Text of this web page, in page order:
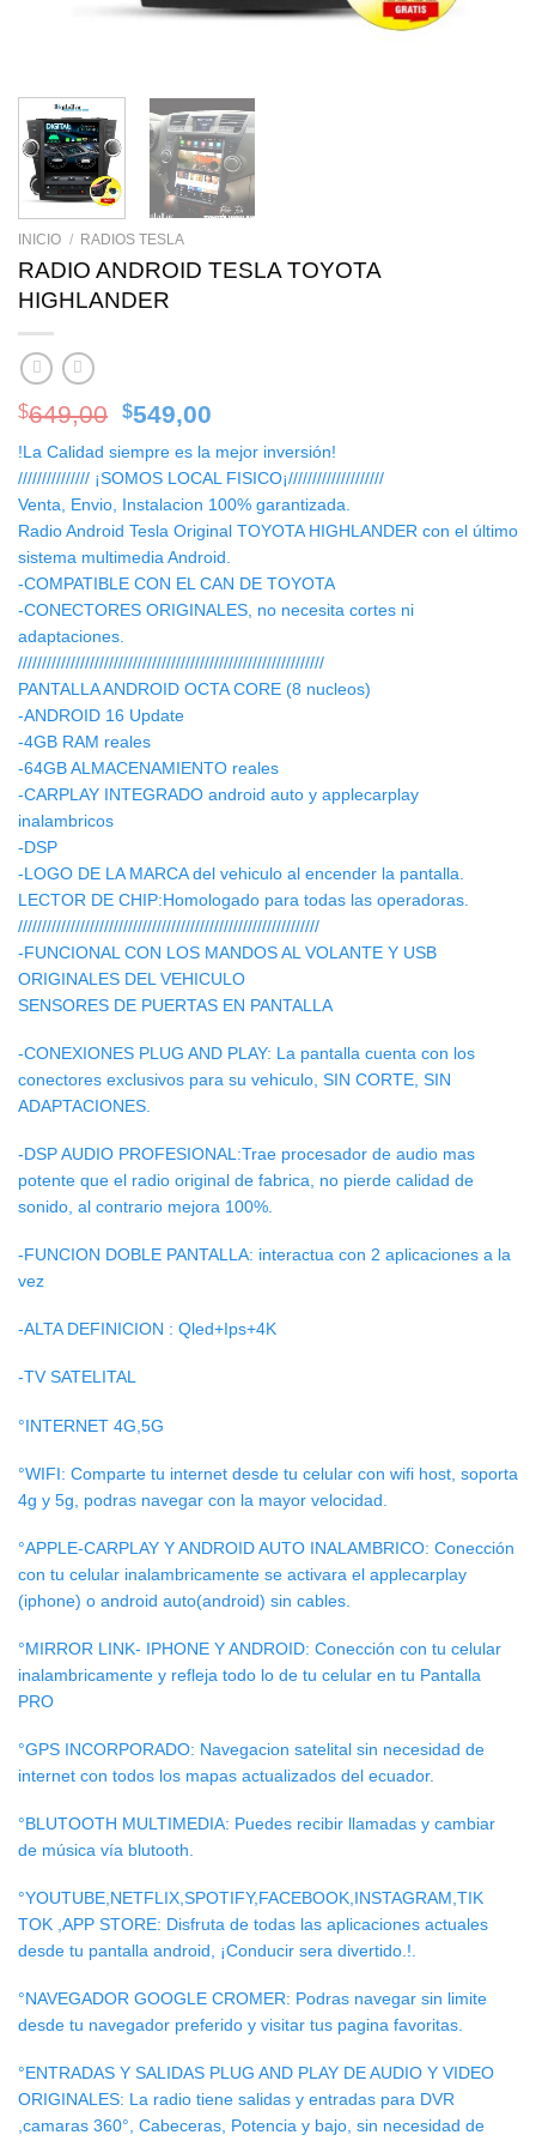
INICIO / RADIOS TESLA
RADIO ANDROID TESLA TOYOTA
HIGHLANDER
$649,00 Original
price
was:
$649,00.
$549,00
is:
$549,00.
!La Calidad siempre es la mejor inversión!
/////////////// ¡SOMOS LOCAL FISICO¡////////////////////
Venta, Envio, Instalacion 100% garantizada.
Radio Android Tesla Original TOYOTA HIGHLANDER con el último
sistema multimedia Android.
-COMPATIBLE CON EL CAN DE TOYOTA
-CONECTORES ORIGINALES, no necesita cortes ni
adaptaciones.
////////////////////////////////////////////////////////////////
PANTALLA ANDROID OCTA CORE (8 nucleos)
-ANDROID 16 Update
-4GB RAM reales
-64GB ALMACENAMIENTO reales
-CARPLAY INTEGRADO android auto y applecarplay
inalambricos
-DSP
-LOGO DE LA MARCA del vehiculo al encender la pantalla.
LECTOR DE CHIP:Homologado para todas las operadoras.
///////////////////////////////////////////////////////////////
-FUNCIONAL CON LOS MANDOS AL VOLANTE Y USB
ORIGINALES DEL VEHICULO
SENSORES DE PUERTAS EN PANTALLA
-CONEXIONES PLUG AND PLAY: La pantalla cuenta con los
conectores exclusivos para su vehiculo, SIN CORTE, SIN
ADAPTACIONES.
-DSP AUDIO PROFESIONAL:Trae procesador de audio mas
potente que el radio original de fabrica, no pierde calidad de
sonido, al contrario mejora 100%.
-FUNCION DOBLE PANTALLA: interactua con 2 aplicaciones a la
vez
-ALTA DEFINICION : Qled+Ips+4K
-TV SATELITAL
°INTERNET 4G,5G
°WIFI: Comparte tu internet desde tu celular con wifi host, soporta
4g y 5g, podras navegar con la mayor velocidad.
°APPLE-CARPLAY Y ANDROID AUTO INALAMBRICO: Conección
con tu celular inalambricamente se activara el applecarplay
(iphone) o android auto(android) sin cables.
°MIRROR LINK- IPHONE Y ANDROID: Conección con tu celular
inalambricamente y refleja todo lo de tu celular en tu Pantalla
PRO
°GPS INCORPORADO: Navegacion satelital sin necesidad de
internet con todos los mapas actualizados del ecuador.
°BLUTOOTH MULTIMEDIA: Puedes recibir llamadas y cambiar
de música vía blutooth.
°YOUTUBE,NETFLIX,SPOTIFY,FACEBOOK,INSTAGRAM,TIK
TOK ,APP STORE: Disfruta de todas las aplicaciones actuales
desde tu pantalla android, ¡Conducir sera divertido.!.
°NAVEGADOR GOOGLE CROMER: Podras navegar sin limite
desde tu navegador preferido y visitar tus pagina favoritas.
°ENTRADAS Y SALIDAS PLUG AND PLAY DE AUDIO Y VIDEO
ORIGINALES: La radio tiene salidas y entradas para DVR
,camaras 360°, Cabeceras, Potencia y bajo, sin necesidad de